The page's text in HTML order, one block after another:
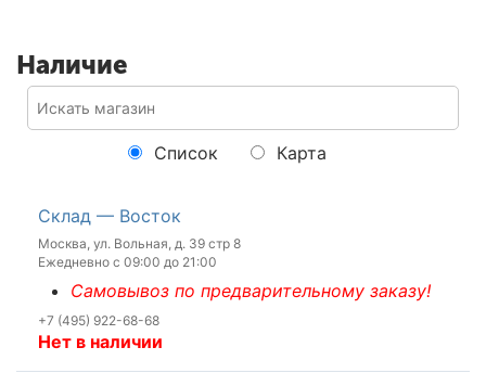
Наличие
Список Карта
Склад — Восток
Москва, ул. Вольная, д. 39 стр 8
Ежедневно с 09:00 до 21:00
Самовывоз по предварительному заказу!
+7 (495) 922-68-68
Нет в наличии